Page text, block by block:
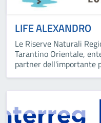
LIFE ALEXANDRO
Le Riserve Naturali
Tarantino Orientale,
partner dell'importante
fratino LIFE